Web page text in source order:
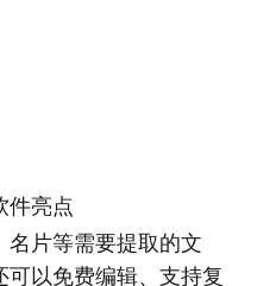
件亮点
名片等需要提取的文
以免费编辑、支持复